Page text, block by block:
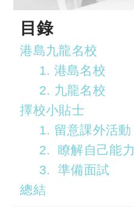
目錄
港島九龍名校
1. 港島名校
2. 九龍名校
擇校小貼士
1. 留意課外活動
2. 瞭解自己能力
3. 準備面試
總結